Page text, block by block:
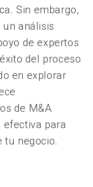
Sin embargo,
análisis
de expertos
del proceso
en explorar
de M&A
efectiva para
tu negocio.